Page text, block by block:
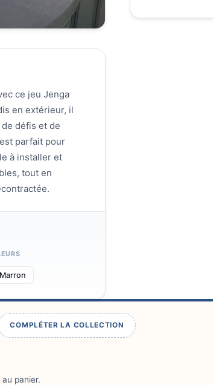
ce jeu Jenga
en extérieur, il
défis et de
parfait pour
à installer et
tout en
Marron
COMPLÉTER LA COLLECTION
panier.